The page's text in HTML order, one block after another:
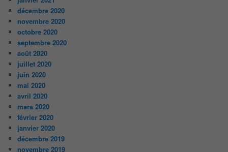
décembre 2020
novembre 2020
octobre 2020
septembre 2020
août 2020
juillet 2020
juin 2020
mai 2020
avril 2020
mars 2020
février 2020
janvier 2020
décembre 2019
novembre 2019